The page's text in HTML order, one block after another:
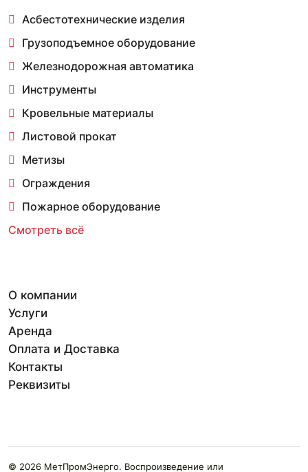
Асбестотехнические изделия
Грузоподъемное оборудование
Железнодорожная автоматика
Инструменты
Кровельные материалы
Листовой прокат
Метизы
Ограждения
Пожарное оборудование
Смотреть всё
О компании
Услуги
Аренда
Оплата и Доставка
Контакты
Реквизиты
© 2026 МетПромЭнерго. Воспроизведение или